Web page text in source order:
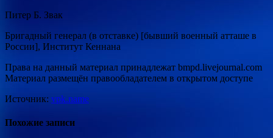
Питер Б. Звак
Бригадный генерал (в отставке) [бывший военный атташе в
России], Институт Кеннана
Права на данный материал принадлежат bmpd.livejournal.com
Материал размещён правообладателем в открытом доступе
Источник: vpk.name
Похожие записи